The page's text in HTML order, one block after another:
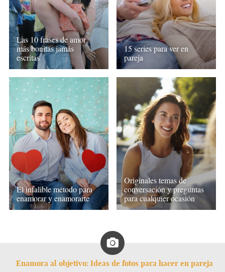
Las 10 frases de amor
más bonitas jamás
escritas
15 series para ver en
pareja
El infalible método para
enamorar y enamorarte
Originales temas de
conversación y preguntas
para cualquier ocasión
Enamora al objetivo: Ideas de fotos para hacer en pareja